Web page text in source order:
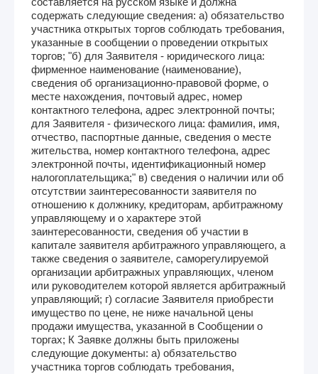
содержать следующие сведения: а) обязательство
участника открытых торгов соблюдать требования,
указанные в сообщении о проведении открытых
торгов; "б) для Заявителя - юридического лица:
фирменное наименование (наименование),
сведения об организационно-правовой форме, о
месте нахождения, почтовый адрес, номер
контактного телефона, адрес электронной почты;
для Заявителя - физического лица: фамилия, имя,
отчество, паспортные данные, сведения о месте
жительства, номер контактного телефона, адрес
электронной почты, идентификационный номер
налогоплательщика;" в) сведения о наличии или об
отсутствии заинтересованности заявителя по
отношению к должнику, кредиторам, арбитражному
управляющему и о характере этой
заинтересованности, сведения об участии в
капитале заявителя арбитражного управляющего, а
также сведения о заявителе, саморегулируемой
организации арбитражных управляющих, членом
или руководителем которой является арбитражный
управляющий; г) согласие Заявителя приобрести
имущество по цене, не ниже начальной цены
продажи имущества, указанной в Сообщении о
торгах; К Заявке должны быть приложены
следующие документы: а) обязательство
участника торгов соблюдать требования,